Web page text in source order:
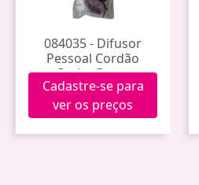
084035 - Difusor
Pessoal Cordão
Pedra Bruta
Cadastre-se para
ver os preços